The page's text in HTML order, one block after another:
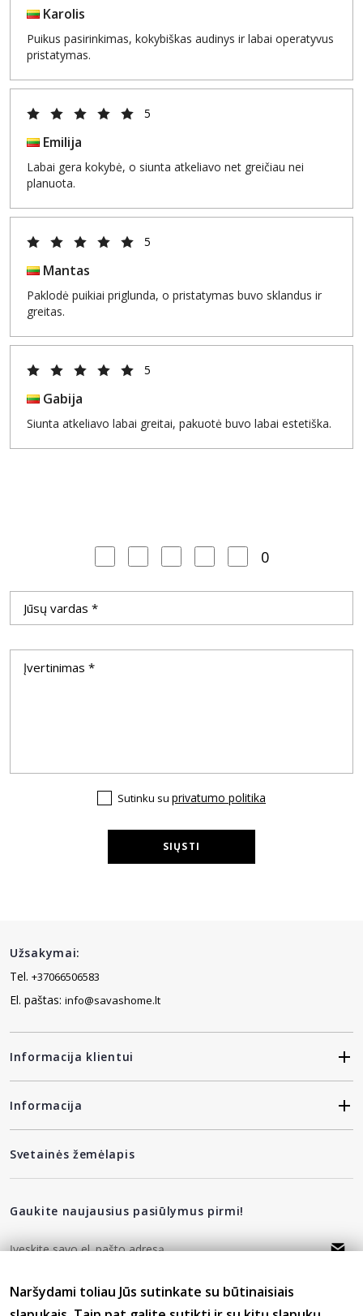
Karolis
Puikus pasirinkimas, kokybiškas audinys ir labai operatyvus
pristatymas.
5
Emilija
Labai gera kokybė, o siunta atkeliavo net greičiau nei
planuota.
5
Mantas
Paklodė puikiai priglunda, o pristatymas buvo sklandus ir
greitas.
5
Gabija
Siunta atkeliavo labai greitai, pakuotė buvo labai estetiška.
0
Sutinku su privatumo politika
SIŲSTI
Užsakymai:
Tel. +37066506583
El. paštas: info@savashome.lt
Informacija klientui
Informacija
Svetainės žemėlapis
Gaukite naujausius pasiūlymus pirmi!
Sutinku suprivatumo politika
Naršydami toliau Jūs sutinkate su būtinaisiais